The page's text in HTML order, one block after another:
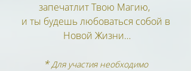
*Для участия необходимо
запечатлит Твою Магию,
и ты будешь любоваться собой в
Новой Жизни…​